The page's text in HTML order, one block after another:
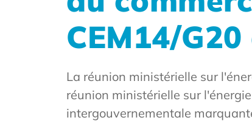
CEM14/
La réunion ministérielle sur
réunion ministérielle sur
intergouvernementale